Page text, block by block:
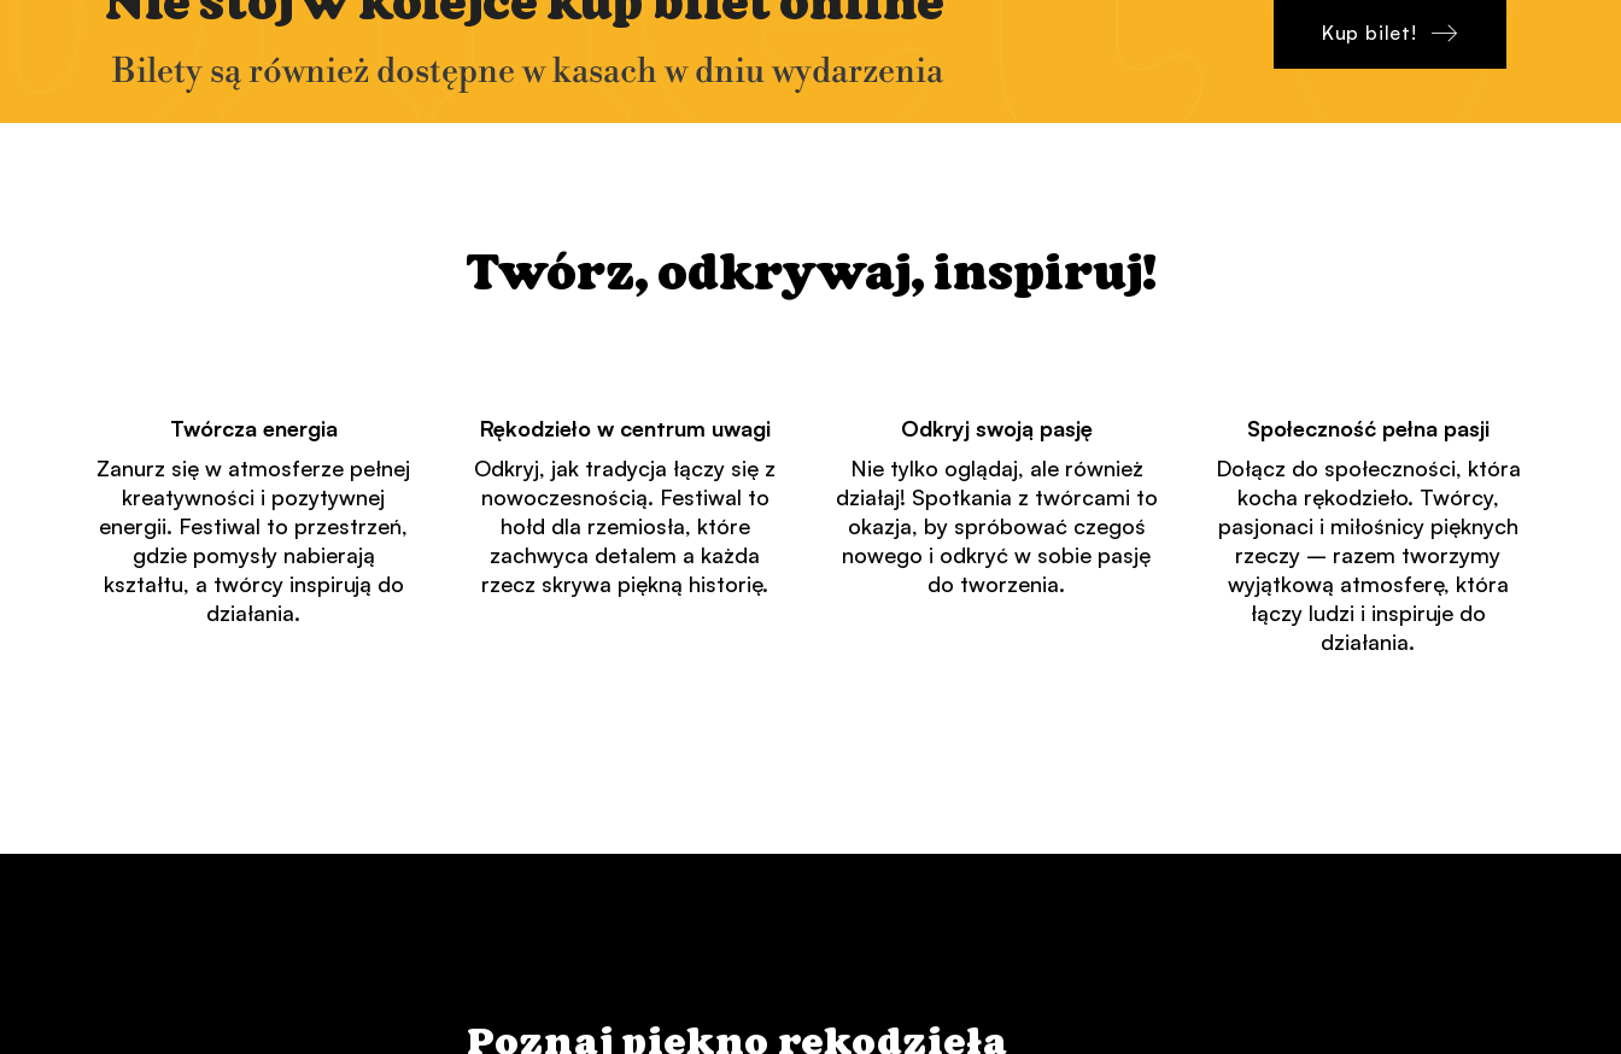
Bilety są również dostępne w kasach w dniu wydarzenia
Kup bilet!
Twórz, odkrywaj, inspiruj!
Twórcza energia
Zanurz się w atmosferze pełnej
kreatywności i pozytywnej
energii. Festiwal to przestrzeń,
gdzie pomysły nabierają
kształtu, a twórcy inspirują do
działania.
Rękodzieło w centrum uwagi
Odkryj, jak tradycja łączy się z
nowoczesnością. Festiwal to
hołd dla rzemiosła, które
zachwyca detalem a każda
rzecz skrywa piękną historię.
Odkryj swoją pasję
Nie tylko oglądaj, ale również
działaj! Spotkania z twórcami to
okazja, by spróbować czegoś
nowego i odkryć w sobie pasję
do tworzenia.
Społeczność pełna pasji
Dołącz do społeczności, która
kocha rękodzieło. Twórcy,
pasjonaci i miłośnicy pięknych
rzeczy – razem tworzymy
wyjątkową atmosferę, która
łączy ludzi i inspiruje do
działania.
Poznaj piękno rękodzieła